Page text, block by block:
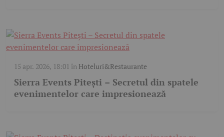
15 apr. 2026, 18:01 în Hoteluri&Restaurante
Sierra Events Pitești – Secretul din spatele
evenimentelor care impresionează